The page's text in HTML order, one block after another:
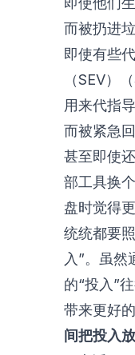
而被扔进
即使有些
（SEV）
用来代指
而被紧急回
甚至即使
部工具换
盘时觉得
统统都要
入”。虽
的“投入”
带来更好
间把投入